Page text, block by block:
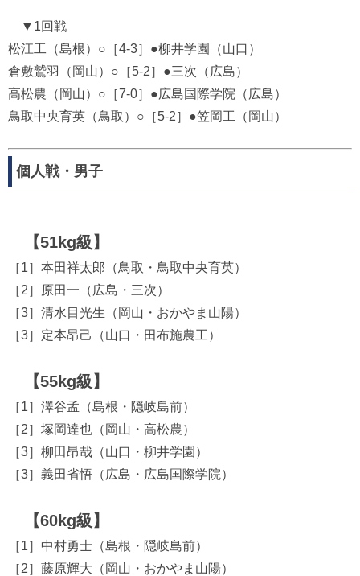
▼1回戦
松江工（島根）○［4-3］●柳井学園（山口）
倉敷鷲羽（岡山）○［5-2］●三次（広島）
高松農（岡山）○［7-0］●広島国際学院（広島）
鳥取中央育英（鳥取）○［5-2］●笠岡工（岡山）
個人戦・男子
【51kg級】
［1］本田祥太郎（鳥取・鳥取中央育英）
［2］原田一（広島・三次）
［3］清水目光生（岡山・おかやま山陽）
［3］定本昂己（山口・田布施農工）
【55kg級】
［1］澤谷孟（島根・隠岐島前）
［2］塚岡達也（岡山・高松農）
［3］柳田昂哉（山口・柳井学園）
［3］義田省悟（広島・広島国際学院）
【60kg級】
［1］中村勇士（島根・隠岐島前）
［2］藤原輝大（岡山・おかやま山陽）